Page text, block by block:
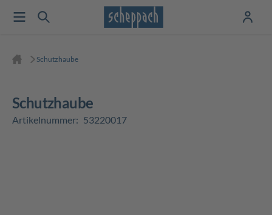
Schutzhaube
Schutzhaube
Artikelnummer: 53220017